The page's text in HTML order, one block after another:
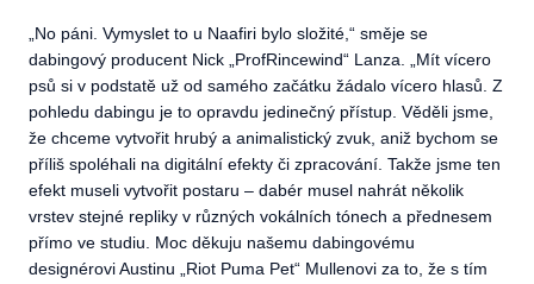
No páni. Vymyslet to u Naafiri bylo složité,“ směje se
dabingový producent Nick „ProfRincewind“ Lanza. „Mít vícero
psů si v podstatě už od samého začátku žádalo vícero hlasů. Z
pohledu dabingu je to opravdu jedinečný přístup. Věděli jsme,
že chceme vytvořit hrubý a animalistický zvuk, aniž bychom se
příliš spoléhali na digitální efekty či zpracování. Takže jsme ten
efekt museli vytvořit postaru – dabér musel nahrát několik
vrstev stejné repliky v různých vokálních tónech a přednesem
přímo ve studiu. Moc děkuju našemu dabingovému
designérovi Austinu „Riot Puma Pet“ Mullenovi za to, že s tím